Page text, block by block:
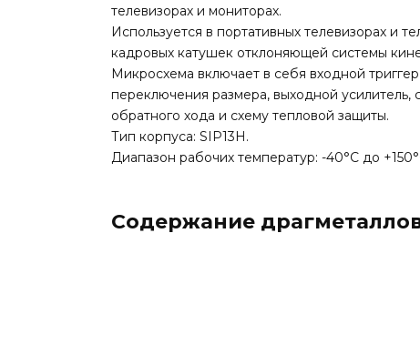
телевизорах и мониторах.
Используется в портативных телевизорах и
кадровых катушек отклоняющей системы
Микросхема включает в себя входной
переключения размера, выходной
обратного хода и схему тепловой защиты.
Тип корпуса: SIP13H.
Диапазон рабочих температур: -40°C до
Содержание